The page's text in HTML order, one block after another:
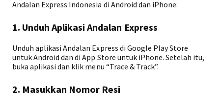
Andalan Express Indonesia di Android dan iPhone:
1. Unduh Aplikasi Andalan Express
Unduh aplikasi Andalan Express di Google Play Store
untuk Android dan di App Store untuk iPhone. Setelah itu,
buka aplikasi dan klik menu “Trace & Track”.
2. Masukkan Nomor Resi